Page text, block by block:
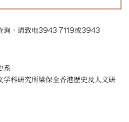
询，请致电3943 7119或3943
系
科研究所梁保全香港歷史及人文研